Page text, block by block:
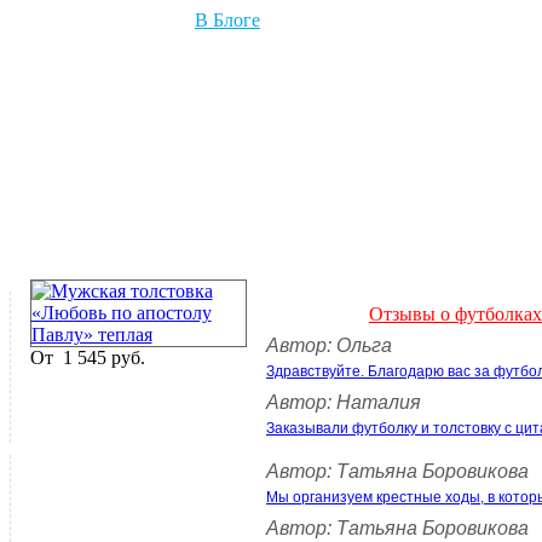
В Блоге
От 1 545 руб.
Отзывы о футболках
Автор: Ольга
Здравствуйте. Благодарю вас за
Автор: Наталия
Заказывали футболку и толстовку с
Автор: Татьяна Боровикова
Мы организуем крестные ходы, в
Автор: Татьяна Боровикова